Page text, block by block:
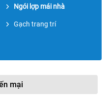
Ngói lợp mái nhà
Gạch trang trí
mại